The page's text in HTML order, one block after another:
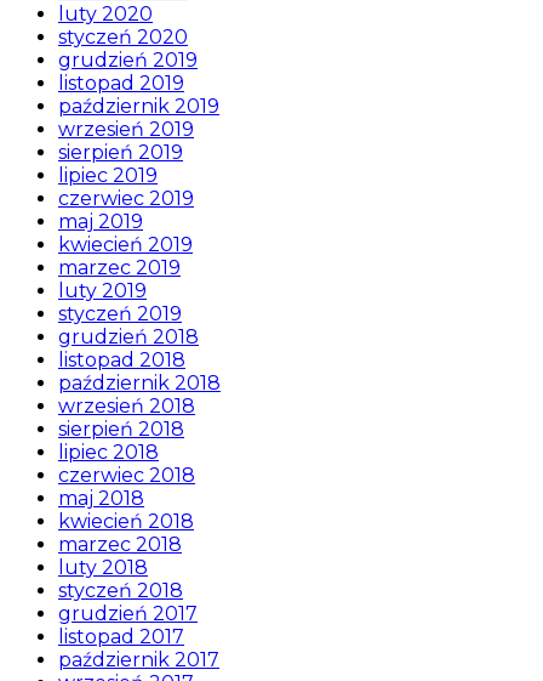
luty 2020
styczeń 2020
grudzień 2019
listopad 2019
październik 2019
wrzesień 2019
sierpień 2019
lipiec 2019
czerwiec 2019
maj 2019
kwiecień 2019
marzec 2019
luty 2019
styczeń 2019
grudzień 2018
listopad 2018
październik 2018
wrzesień 2018
sierpień 2018
lipiec 2018
czerwiec 2018
maj 2018
kwiecień 2018
marzec 2018
luty 2018
styczeń 2018
grudzień 2017
listopad 2017
październik 2017